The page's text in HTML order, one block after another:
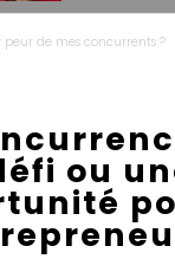
peur de mes concurrents ?
ou